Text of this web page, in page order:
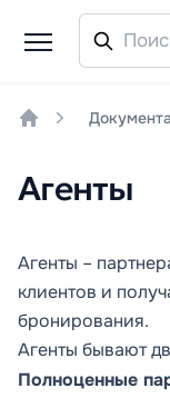
Агенты
Агенты –
клиентов и
бронирования.
Агенты бывают
Полноценные